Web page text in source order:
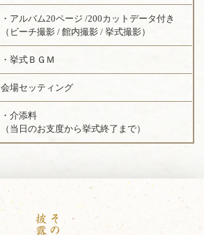
・アルバム20ページ /200カットデータ付き
（ビーチ撮影 / 館内撮影 / 挙式撮影）
・挙式ＢＧＭ
会場セッティング
・介添料
（当日のお支度から挙式終了まで）